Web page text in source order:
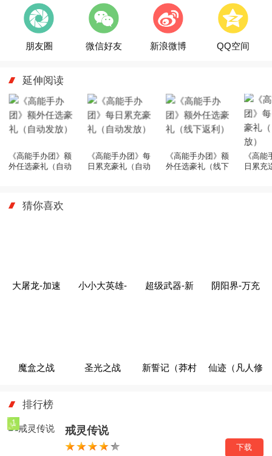
朋友圈 微信好友 新浪微博 QQ空间
延伸阅读
《高能手办团》额
外任选豪礼（自动
《高能手办团》每
日累充豪礼（自动
《高能手办团》额
外任选豪礼（线下
《高
日累充
猜你喜欢
大屠龙-加速 小小大英雄- 超级武器-新 阴阳界-万充
魔盒之战
充）
圣光之战 新誓记（莽村 仙迹（凡人修
排行榜
1
戒灵传说
下载